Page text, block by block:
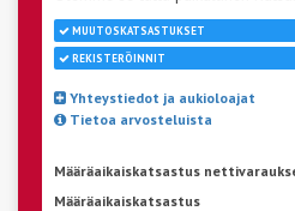
MUUTOSKATSASTUKSET
REKISTERÖINNIT
Yhteystiedot ja aukioloajat
Tietoa arvosteluista
Määräaikaiskatsastus
Määräaikaiskatsastus